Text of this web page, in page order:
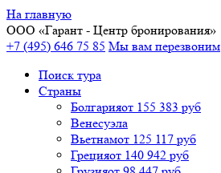
На главную
ООО «Гарант - Центр бронирования»
+7 (495) 646 75 85 Мы вам перезвоним
Поиск тура
Cтраны
Болгарияот 155 383 руб
Венесуэла
Вьетнамот 125 117 руб
Грецияот 140 942 руб